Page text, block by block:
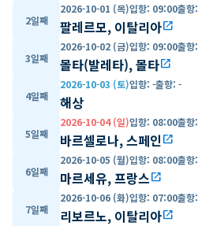
2일째
2026-10-01 (목)입항: 09:00출항:
팔레르모, 이탈리아open_in_new
3일째
2026-10-02 (금)입항: 09:00출항:
몰타(발레타), 몰타open_in_new
4일째
2026-10-03 (토)입항: -출항: -
해상
5일째
2026-10-04 (일)입항: 08:00출항:
바르셀로나, 스페인open_in_new
6일째
2026-10-05 (월)입항: 08:00출항:
마르세유, 프랑스open_in_new
7일째
2026-10-06 (화)입항: 07:00출항:
리보르노, 이탈리아open_in_new